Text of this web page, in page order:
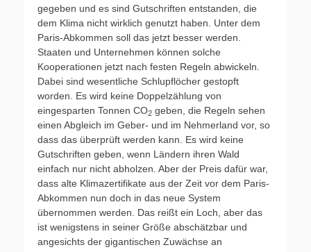
gegeben und es sind Gutschriften entstanden, die
dem Klima nicht wirklich genutzt haben. Unter dem
Paris-Abkommen soll das jetzt besser werden.
Staaten und Unternehmen können solche
Kooperationen jetzt nach festen Regeln abwickeln.
Dabei sind wesentliche Schlupflöcher gestopft
worden. Es wird keine Doppelzählung von
eingesparten Tonnen CO2 geben, die Regeln sehen
einen Abgleich im Geber- und im Nehmerland vor, so
dass das überprüft werden kann. Es wird keine
Gutschriften geben, wenn Ländern ihren Wald
einfach nur nicht abholzen. Aber der Preis dafür war,
dass alte Klimazertifikate aus der Zeit vor dem Paris-
Abkommen nun doch in das neue System
übernommen werden. Das reißt ein Loch, aber das
ist wenigstens in seiner Größe abschätzbar und
angesichts der gigantischen Zuwächse an